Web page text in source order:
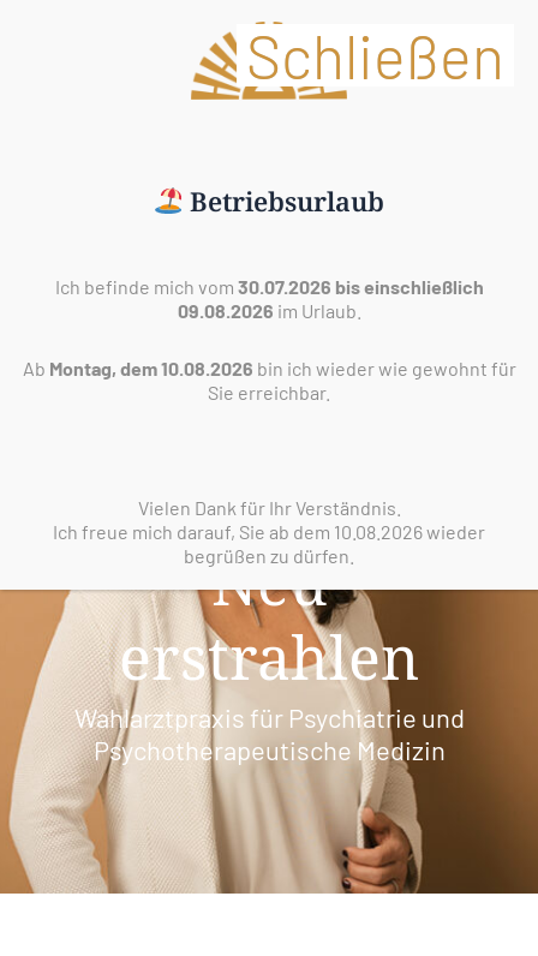
Termin vereinbaren
Neu
erstrahlen
Wahlarztpraxis für Psychiatrie und
Psychotherapeutische Medizin
Betriebsurlaub
Ich befinde mich vom 30.07.2026 bis einschließlich
09.08.2026 im Urlaub.
Ab Montag, dem 10.08.2026 bin ich wieder wie gewohnt für
Sie erreichbar.
Vielen Dank für Ihr Verständnis.
Ich freue mich darauf, Sie ab dem 10.08.2026 wieder
begrüßen zu dürfen.